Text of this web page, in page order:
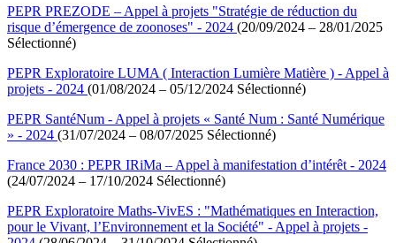
PEPR PREZODE – Appel à projets "Stratégie de réduction du
risque d’émergence de zoonoses" - 2024 (20/09/2024 – 28/01/2025
Sélectionné)
PEPR Exploratoire LUMA ( Interaction Lumière Matière ) - Appel à
projets - 2024 (01/08/2024 – 05/12/2024 Sélectionné)
PEPR SantéNum - Appel à projets « Santé Num : Santé Numérique
» - 2024 (31/07/2024 – 08/07/2025 Sélectionné)
France 2030 : PEPR IRiMa – Appel à manifestation d’intérêt - 2024
(24/07/2024 – 17/10/2024 Sélectionné)
PEPR Exploratoire Maths-VivES : "Mathématiques en Interaction,
pour le Vivant, l’Environnement et la Société" - Appel à projets -